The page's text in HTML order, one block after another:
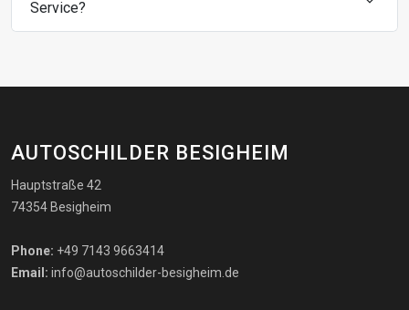
Service?
AUTOSCHILDER BESIGHEIM
Hauptstraße 42
74354 Besigheim
Phone: +49 7143 9663414
Email: info@autoschilder-besigheim.de